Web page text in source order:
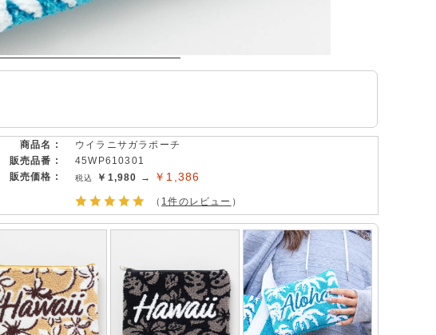
商品名 :
ウイラニサガラポーチ
販売品番 :
45WP610301
販売価格 :
￥1,980 → ￥1,386
（ 1件のレビュー ）